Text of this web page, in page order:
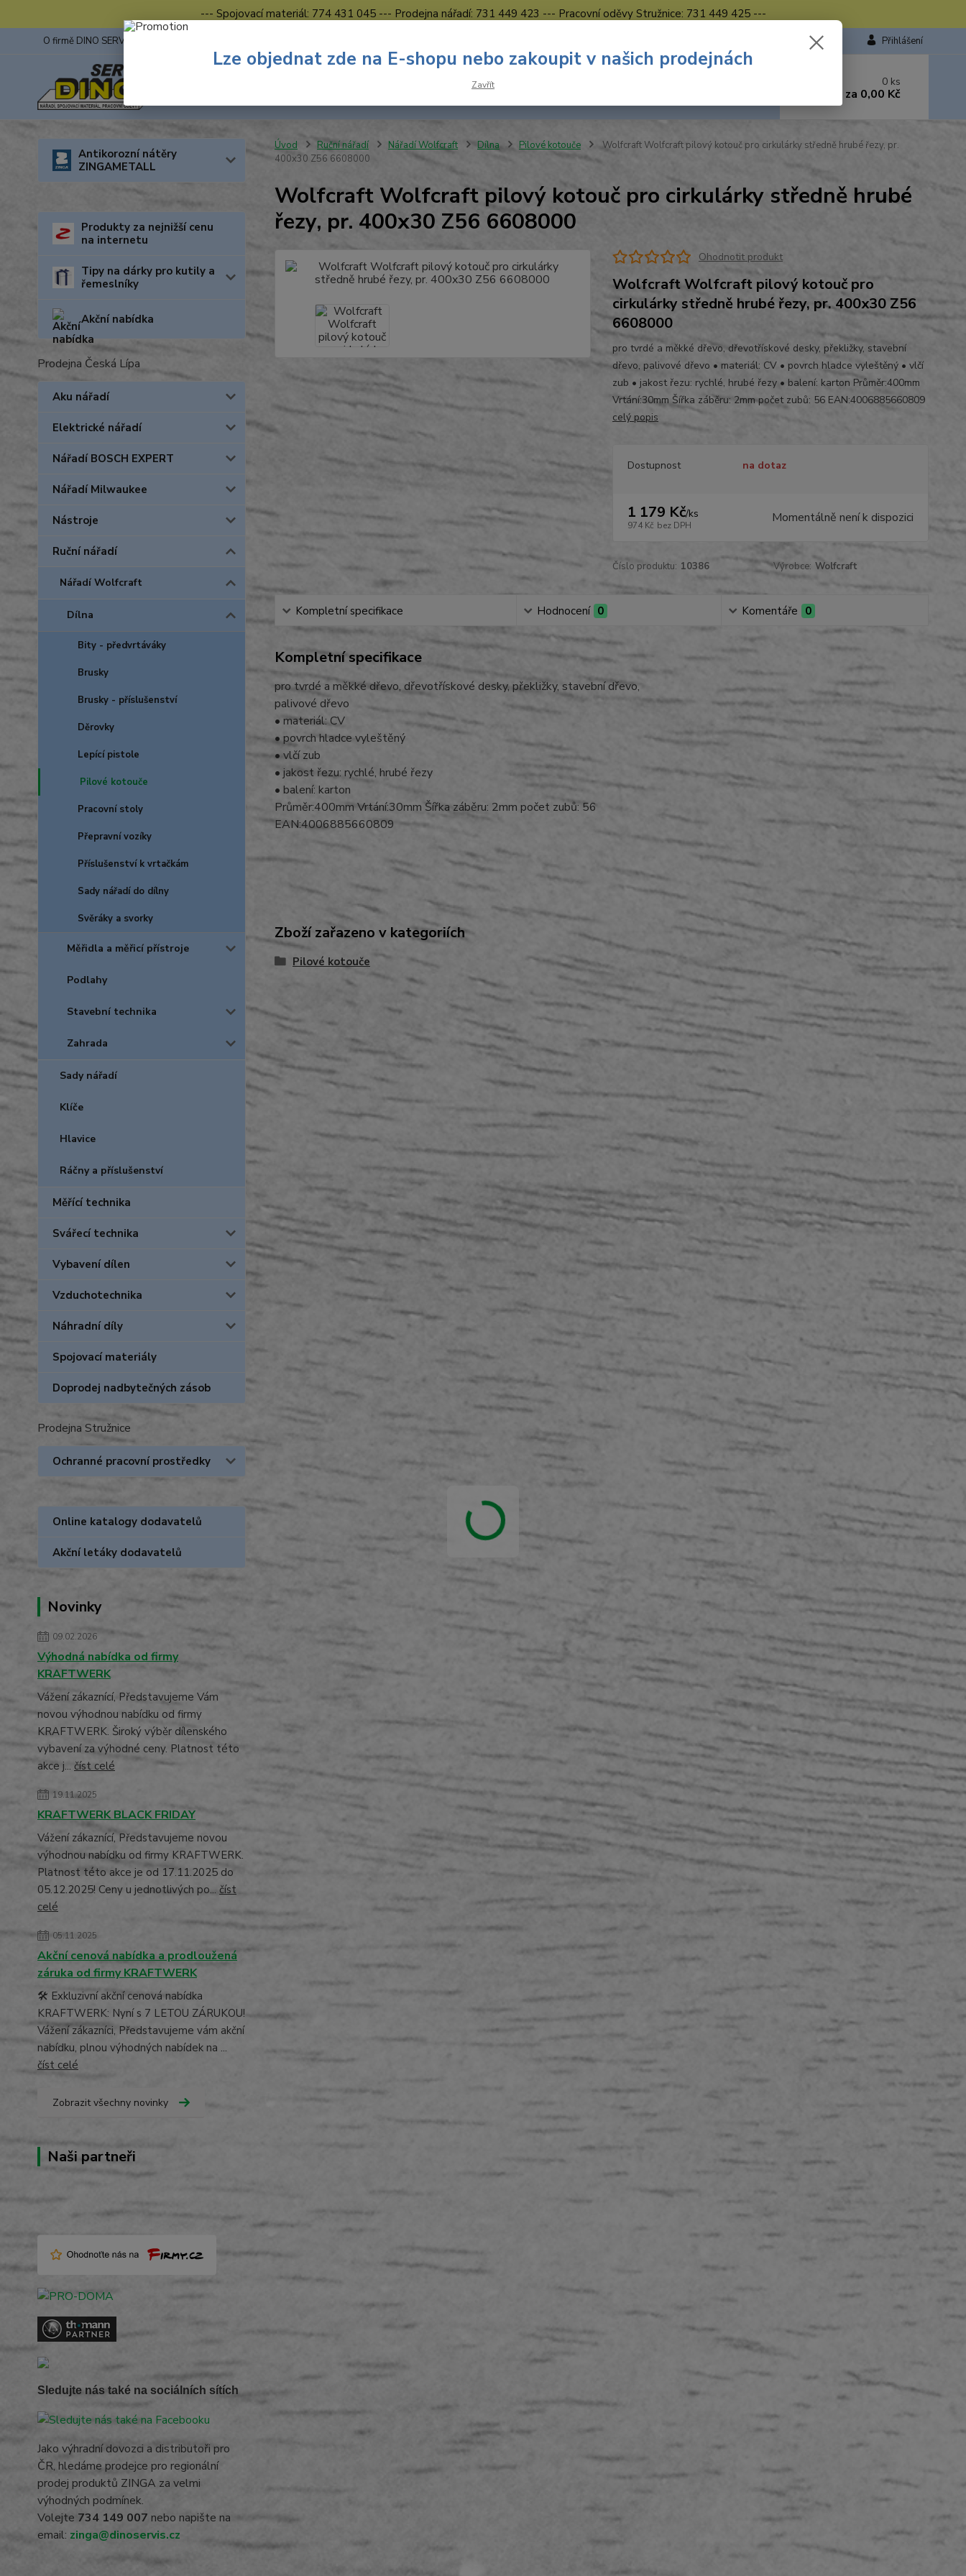
--- Spojovací materiál: 774 431 045 --- Prodejna nářadí: 731 449 423 --- Pracovní oděvy Stružnice: 731 449 425 ---
O firmě DINO SERVIS s.r.o. Přihlášení
Hledat
Nevíte si rady? Zavolejte.
0 ks
za 0,00 Kč
Antikorozní nátěry
ZINGAMETALL
Produkty za nejnižší cenu
na internetu
Tipy na dárky pro kutily a
řemeslníky
Akční nabídka
Prodejna Česká Lípa
Aku nářadí
Elektrické nářadí
Nářadí BOSCH EXPERT
Nářadí Milwaukee
Nástroje
Ruční nářadí
Nářadí Wolfcraft
Dílna
Bity - předvrtáváky
Brusky
Brusky - příslušenství
Děrovky
Lepící pistole
Pilové kotouče
Pracovní stoly
Přepravní vozíky
Příslušenství k vrtačkám
Sady nářadí do dílny
Svěráky a svorky
Měřidla a měřicí přístroje
Podlahy
Stavební technika
Zahrada
Sady nářadí
Klíče
Hlavice
Ráčny a příslušenství
Měřící technika
Svářecí technika
Vybavení dílen
Vzduchotechnika
Náhradní díly
Spojovací materiály
Doprodej nadbytečných zásob
Prodejna Stružnice
Ochranné pracovní prostředky
Online katalogy dodavatelů
Akční letáky dodavatelů
Novinky
09.02.2026
Výhodná nabídka od firmy
KRAFTWERK
Vážení zákaznící, Představujeme Vám
novou výhodnou nabídku od firmy
KRAFTWERK. Široký výběr dílenského
vybavení za výhodné ceny. Platnost této
akce j... číst celé
19.11.2025
KRAFTWERK BLACK FRIDAY
Vážení zákaznící, Představujeme novou
výhodnou nabídku od firmy KRAFTWERK.
Platnost této akce je od 17.11.2025 do
05.12.2025! Ceny u jednotlivých po... číst
celé
05.11.2025
Akční cenová nabídka a prodloužená
záruka od firmy KRAFTWERK
🛠️ Exkluzivní akční cenová nabídka
KRAFTWERK: Nyní s 7 LETOU ZÁRUKOU!
Vážení zákazníci, Představujeme vám akční
nabídku, plnou výhodných nabídek na ...
číst celé
Zobrazit všechny novinky
Naši partneři
Sledujte nás také na sociálních sítích
Jako výhradní dovozci a distributoři pro
ČR, hledáme prodejce pro regionální
prodej produktů ZINGA za velmi
výhodných podmínek.
Volejte 734 149 007 nebo napište na
email: zinga@dinoservis.cz
Úvod Ruční nářadí Nářadí Wolfcraft Dílna Pilové kotouče
Wolfcraft Wolfcraft pilový kotouč pro cirkulárky středně hrubé řezy, pr.
400x30 Z56 6608000
Wolfcraft Wolfcraft pilový kotouč pro cirkulárky středně hrubé
řezy, pr. 400x30 Z56 6608000
Ohodnotit produkt
Wolfcraft Wolfcraft pilový kotouč pro
cirkulárky středně hrubé řezy, pr. 400x30 Z56
6608000
pro tvrdé a měkké dřevo, dřevotřískové desky, překližky, stavební
dřevo, palivové dřevo • materiál: CV • povrch hladce vyleštěný • vlčí
zub • jakost řezu: rychlé, hrubé řezy • balení: karton Průměr:400mm
Vrtání:30mm Šířka záběru: 2mm počet zubů: 56 EAN:4006885660809
celý popis
Dostupnost na dotaz
1 179 Kč/ks
974 Kč bez DPH Momentálně není k dispozici
Číslo produktu: 10386 Výrobce: Wolfcraft
Kompletní specifikace Hodnocení 0 Komentáře 0
Kompletní specifikace
pro tvrdé a měkké dřevo, dřevotřískové desky, překližky, stavební dřevo,
palivové dřevo
• materiál: CV
• povrch hladce vyleštěný
• vlčí zub
• jakost řezu: rychlé, hrubé řezy
• balení: karton
Průměr:400mm Vrtání:30mm Šířka záběru: 2mm počet zubů: 56
EAN:4006885660809
Zboží zařazeno v kategoriích
Pilové kotouče
Lze objednat zde na E-shopu nebo zakoupit v našich prodejnách
Zavřít